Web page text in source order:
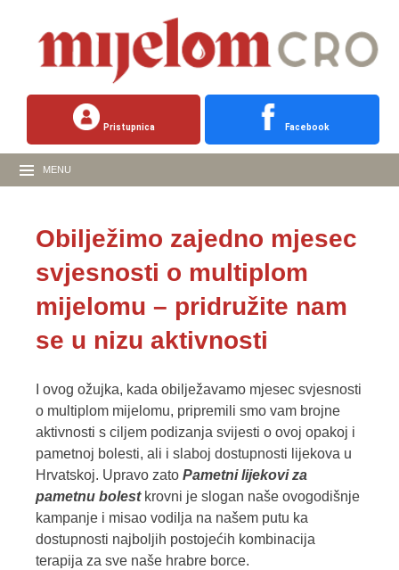
Pristupnica Facebook
MENU
Obilježimo zajedno mjesec
svjesnosti o multiplom
mijelomu – pridružite nam
se u nizu aktivnosti
I ovog ožujka, kada obilježavamo mjesec svjesnosti
o multiplom mijelomu, pripremili smo vam brojne
aktivnosti s ciljem podizanja svijesti o ovoj opakoj i
pametnoj bolesti, ali i slaboj dostupnosti lijekova u
Hrvatskoj. Upravo zato Pametni lijekovi za
pametnu bolestkrovni je slogan naše ovogodišnje
kampanje i misao vodilja na našem putu ka
dostupnosti najboljih postojećih kombinacija
terapija za sve naše hrabre borce.